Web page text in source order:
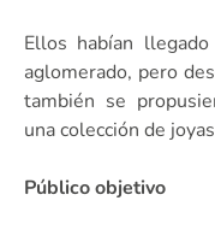
Ellos habían
aglomerado, pero
también se
una colección de
Público objetivo